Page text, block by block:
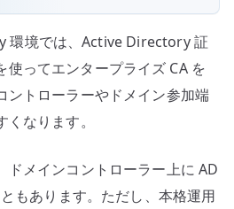
環境では、Active Directory 証
使ってエンタープライズ CA を
ントローラーやドメイン参加端
なります。
ドメインコントローラー上に AD
もあります。ただし、本格運用